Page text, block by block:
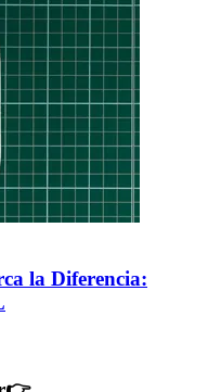
la Diferencia: